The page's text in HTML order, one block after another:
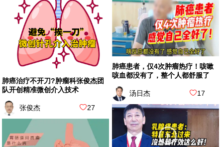
肺癌治疗不开刀?肿瘤科张俊杰团
队开创精准微创介入技术
张俊杰 27
肺癌患者，仅4次肿瘤热疗！咳嗽
咳血都没有了，整个人都舒服了
汤日杰 17